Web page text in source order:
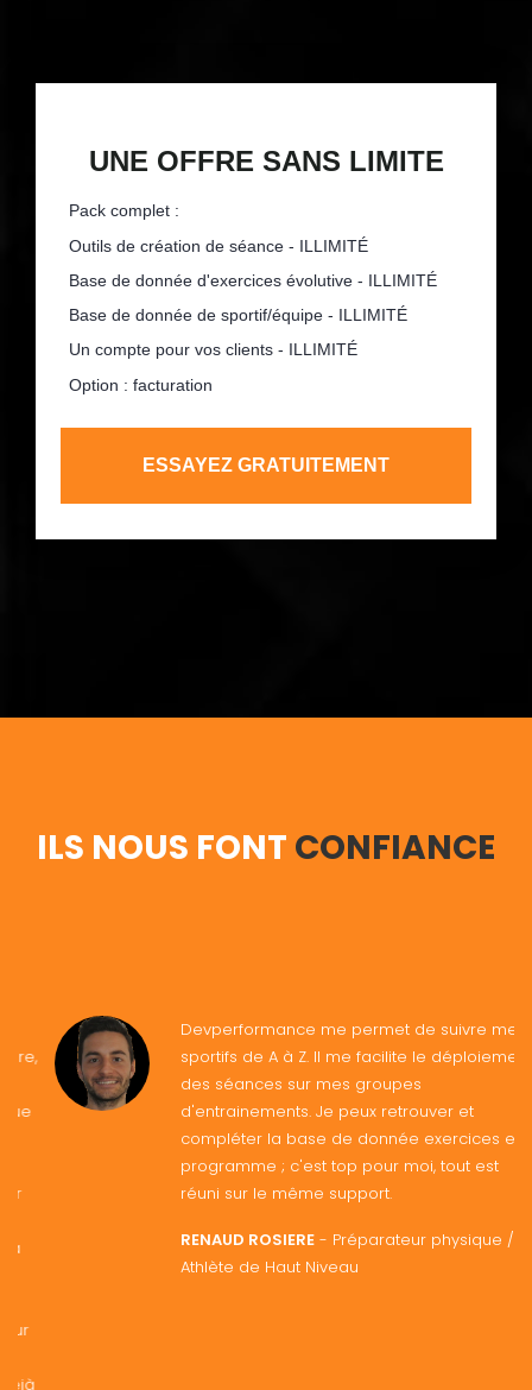
UNE OFFRE SANS LIMITE
Pack complet :
Outils de création de séance - ILLIMITÉ
Base de donnée d'exercices évolutive - ILLIMITÉ
Base de donnée de sportif/équipe - ILLIMITÉ
Un compte pour vos clients - ILLIMITÉ
Option : facturation
ESSAYEZ GRATUITEMENT
ILS NOUS FONT CONFIANCE
Devperformance me permet de suivre mes
sportifs de A à Z. Il me facilite le déploiement
des séances sur mes groupes
d'entrainements. Je peux retrouver et
compléter la base de donnée exercices et
programme ; c'est top pour moi, tout est
réuni sur le même support.
RENAUD ROSIERE- Préparateur physique /
Athlète de Haut Niveau